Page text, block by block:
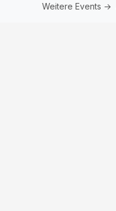
Weitere Events →